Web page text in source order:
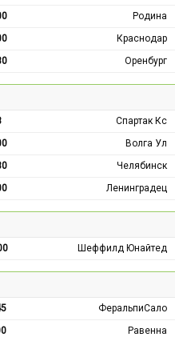
Родина
Краснодар
Оренбург
Спартак Кс
Волга Ул
Челябинск
Ленинградец
Шеффилд Юнайтед
ФеральпиСало
Равенна